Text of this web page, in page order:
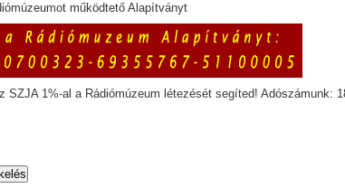
működtető Alapítványt
SZJA 1%-al a Rádiómúzeum létezését segíted! Adószámunk: